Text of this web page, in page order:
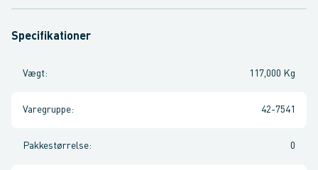
Specifikationer
Vægt: 117,000 Kg
Varegruppe: 42-7541
Pakkestørrelse: 0